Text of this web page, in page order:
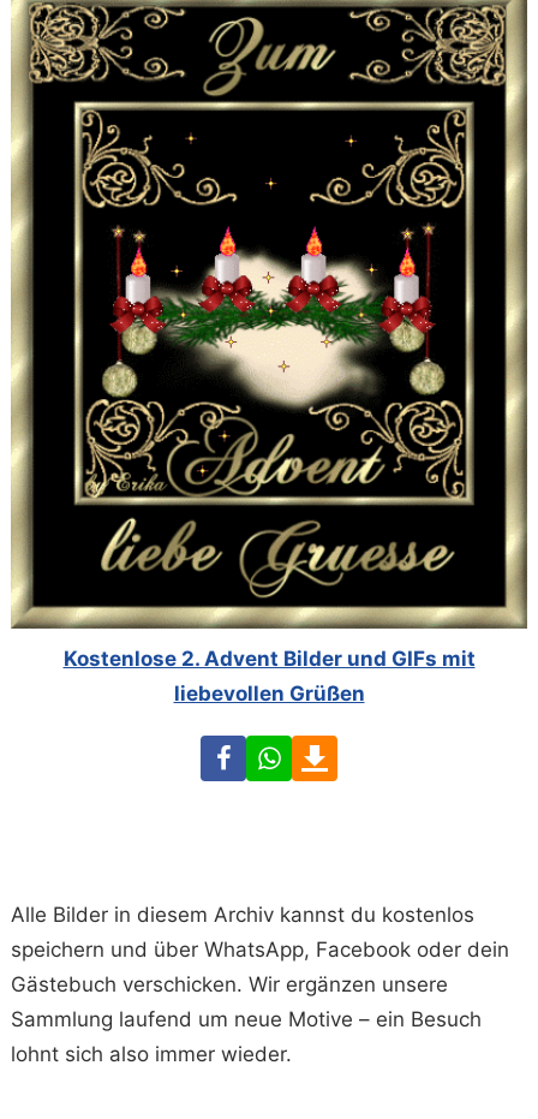
Kostenlose 2. Advent Bilder und GIFs mit
liebevollen Grüßen
FacebookWhatsApp
Alle Bilder in diesem Archiv kannst du kostenlos
speichern und über WhatsApp, Facebook oder dein
Gästebuch verschicken. Wir ergänzen unsere
Sammlung laufend um neue Motive – ein Besuch
lohnt sich also immer wieder.